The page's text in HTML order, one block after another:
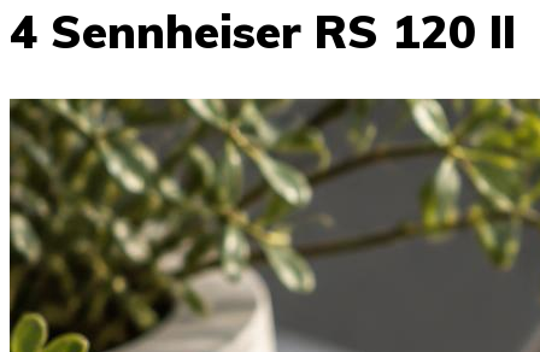
4 Sennheiser RS 120 II